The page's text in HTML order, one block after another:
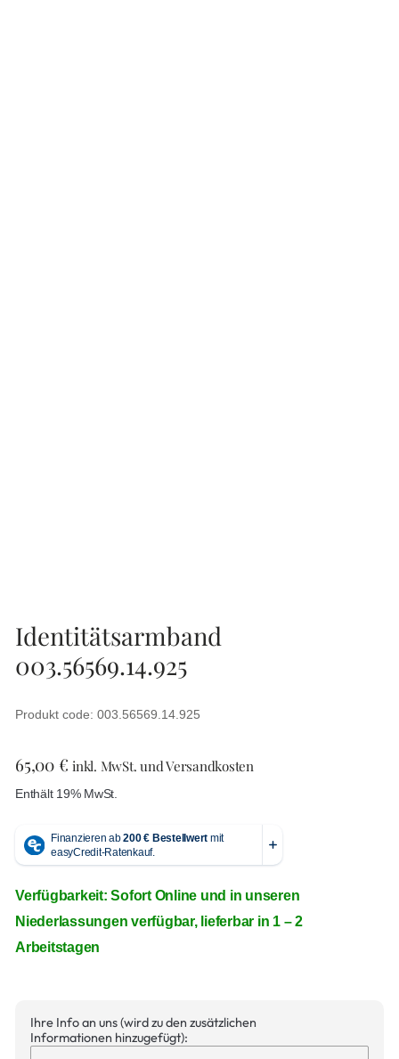
Identitätsarmband
003.56569.14.925
Produkt code: 003.56569.14.925
65,00€ inkl. MwSt. und Versandkosten
Enthält 19% MwSt.
Verfügbarkeit: Sofort Online und in unseren
Niederlassungen verfügbar, lieferbar in 1 – 2
Arbeitstagen
Ihre Info an uns (wird zu den zusätzlichen
Informationen hinzugefügt):